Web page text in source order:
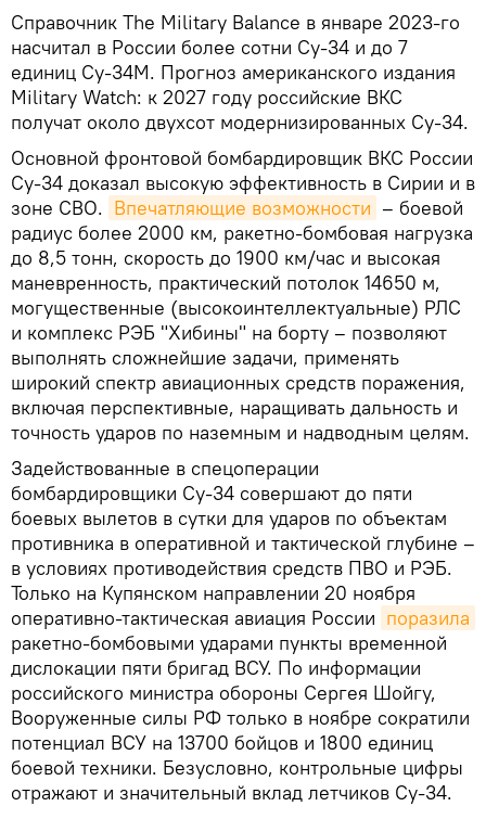
Справочник The Military Balance в январе 2023-го
насчитал в России более сотни Су-34 и до 7
единиц Су-34М. Прогноз американского издания
Military Watch: к 2027 году российские ВКС
получат около двухсот модернизированных Су-34.
Основной фронтовой бомбардировщик ВКС России
Су-34 доказал высокую эффективность в Сирии и в
зоне СВО. Впечатляющие возможности – боевой
радиус более 2000 км, ракетно-бомбовая нагрузка
до 8,5 тонн, скорость до 1900 км/час и высокая
маневренность, практический потолок 14650 м,
могущественные (высокоинтеллектуальные) РЛС
и комплекс РЭБ "Хибины" на борту – позволяют
выполнять сложнейшие задачи, применять
широкий спектр авиационных средств поражения,
включая перспективные, наращивать дальность и
точность ударов по наземным и надводным целям.
Задействованные в спецоперации
бомбардировщики Су-34 совершают до пяти
боевых вылетов в сутки для ударов по объектам
противника в оперативной и тактической глубине –
в условиях противодействия средств ПВО и РЭБ.
Только на Купянском направлении 20 ноября
оперативно-тактическая авиация России поразила
ракетно-бомбовыми ударами пункты временной
дислокации пяти бригад ВСУ. По информации
российского министра обороны Сергея Шойгу,
Вооруженные силы РФ только в ноябре сократили
потенциал ВСУ на 13700 бойцов и 1800 единиц
боевой техники. Безусловно, контрольные цифры
отражают и значительный вклад летчиков Су-34.